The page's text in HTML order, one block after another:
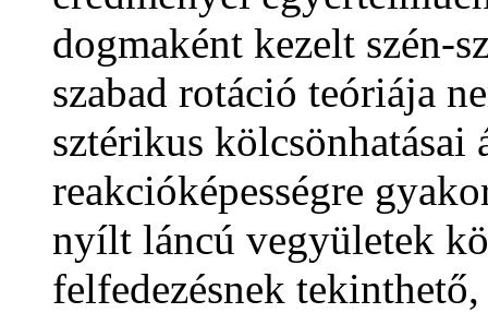
dogmaként kezelt szén-
szabad rotáció teóriája
sztérikus
reakcióképességre
nyílt láncú vegyületek
felfedezésnek